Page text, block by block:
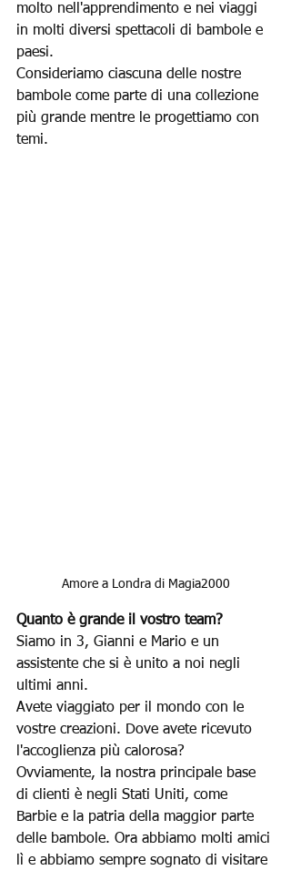
molto nell'apprendimento e nei viaggi
in molti diversi spettacoli di bambole e
paesi.
Consideriamo ciascuna delle nostre
bambole come parte di una collezione
più grande mentre le progettiamo con
temi.
Amore a Londra di Magia2000
Quanto è grande il vostro team?
Siamo in 3, Gianni e Mario e un
assistente che si è unito a noi negli
ultimi anni.
Avete viaggiato per il mondo con le
vostre creazioni. Dove avete ricevuto
l'accoglienza più calorosa?
Ovviamente, la nostra principale base
di clienti è negli Stati Uniti, come
Barbie e la patria della maggior parte
delle bambole. Ora abbiamo molti amici
lì e abbiamo sempre sognato di visitare